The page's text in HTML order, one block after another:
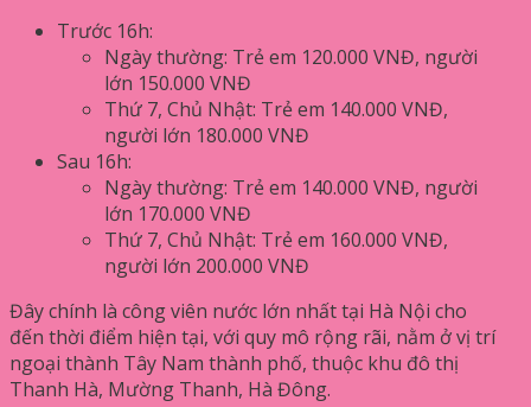
Trước 16h:
Ngày thường: Trẻ em 120.000 VNĐ, người
lớn 150.000 VNĐ
Thứ 7, Chủ Nhật: Trẻ em 140.000 VNĐ,
người lớn 180.000 VNĐ
Sau 16h:
Ngày thường: Trẻ em 140.000 VNĐ, người
lớn 170.000 VNĐ
Thứ 7, Chủ Nhật: Trẻ em 160.000 VNĐ,
người lớn 200.000 VNĐ
Đây chính là công viên nước lớn nhất tại Hà Nội cho
đến thời điểm hiện tại, với quy mô rộng rãi, nằm ở vị trí
ngoại thành Tây Nam thành phố, thuộc khu đô thị
Thanh Hà, Mường Thanh, Hà Đông.